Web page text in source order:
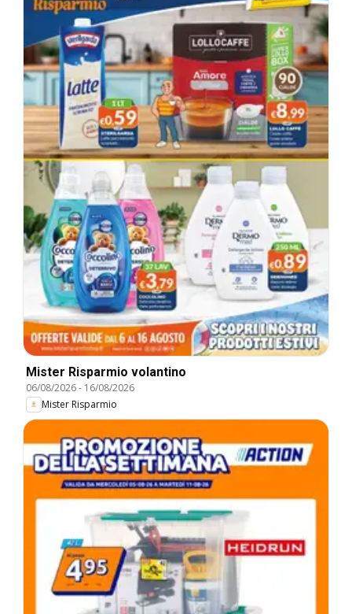
Mister Risparmio volantino
06/08/2026- 16/08/2026
Mister Risparmio